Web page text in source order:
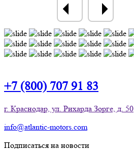
+7 (800) 707 91 83
г. Краснодар, ул. Рихарда Зорге, д. 50
info@atlantic-motors.com
Подписаться на новости